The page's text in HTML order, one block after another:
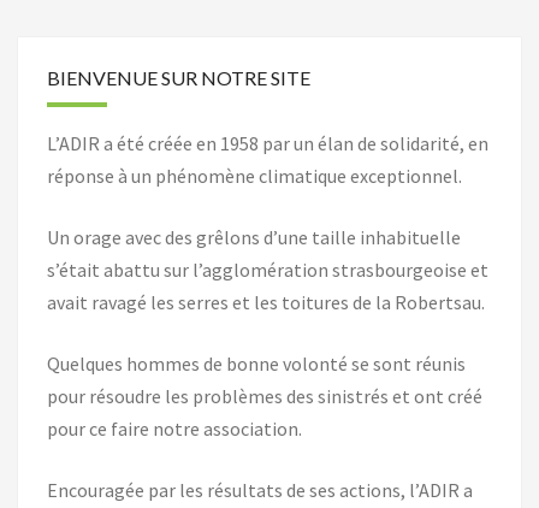
BIENVENUE SUR NOTRE SITE
L’ADIR a été créée en 1958 par un élan de solidarité, en
réponse à un phénomène climatique exceptionnel.
Un orage avec des grêlons d’une taille inhabituelle
s’était abattu sur l’agglomération strasbourgeoise et
avait ravagé les serres et les toitures de la Robertsau.
Quelques hommes de bonne volonté se sont réunis
pour résoudre les problèmes des sinistrés et ont créé
pour ce faire notre association.
Encouragée par les résultats de ses actions, l’ADIR a